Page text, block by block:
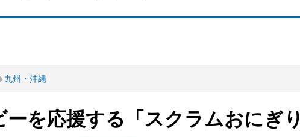
九州・沖縄
ーを応援する「スクラムおにぎ